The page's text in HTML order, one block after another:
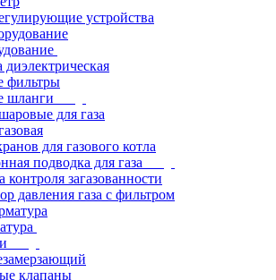
устройства
диэлектрическая
фильтры
шланги
для газа
для газового котла
подводка для газа
контроля загазованности
давления газа с фильтром
клапаны